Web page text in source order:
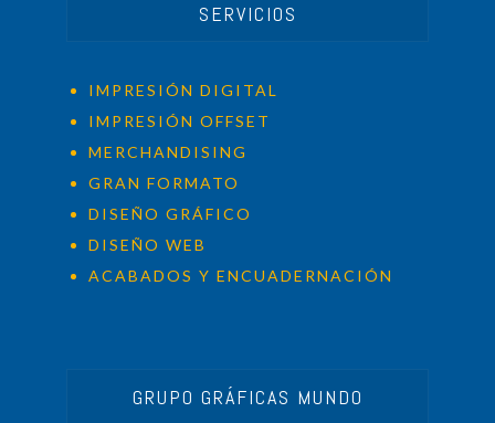
SERVICIOS
IMPRESIÓN DIGITAL
IMPRESIÓN OFFSET
MERCHANDISING
GRAN FORMATO
DISEÑO GRÁFICO
DISEÑO WEB
ACABADOS Y ENCUADERNACIÓN
GRUPO GRÁFICAS MUNDO